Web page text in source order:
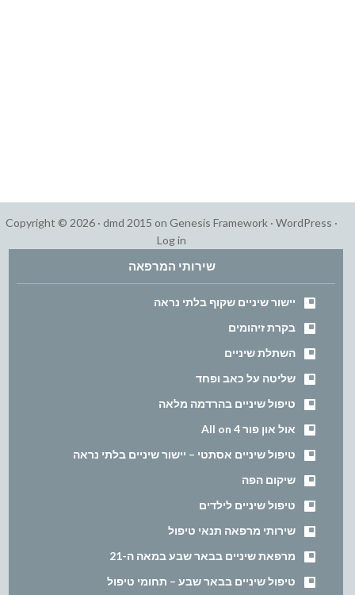
Copyright © 2026 · dmd 2015 on Genesis Framework · WordPress ·
Log in
שירותי המרפאה
יישור שיניים שקוף בלתי נראה
בקרת זיהומים
השתלת שיניים
שליטה על כאב ופחד
טיפול שיניים בהרדמה מלאה
אול און פור All on 4
טיפול שיניים אסתטי – יישור שיניים בלתי נראה
שיקום הפה
טיפול שיניים לילדים
שירותי מרפאה תנאי טיפול
מרפאת שיניים בבאר שבע במאה ה-21
טיפול שיניים בבאר שבע – תחומי טיפול